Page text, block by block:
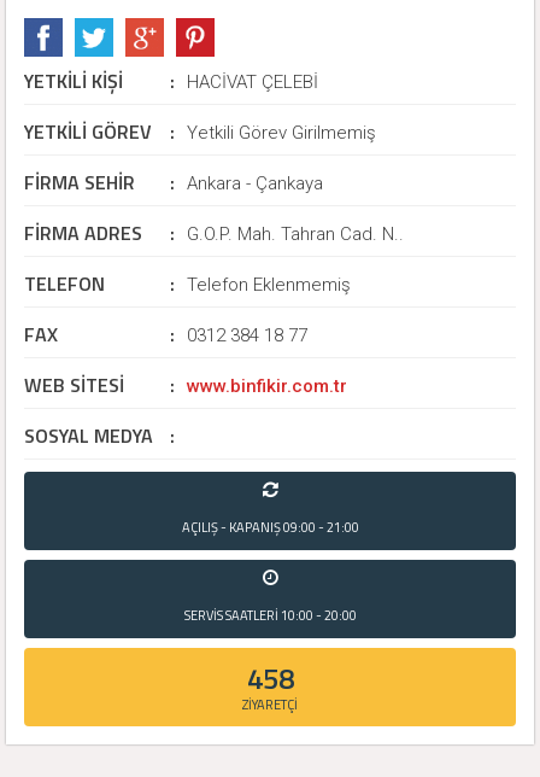
YETKİLİ KİŞİ : HACİVAT ÇELEBİ
YETKİLİ GÖREV : Yetkili Görev Girilmemiş
FİRMA SEHİR : Ankara - Çankaya
FİRMA ADRES : G.O.P. Mah. Tahran Cad. N..
TELEFON : Telefon Eklenmemiş
FAX : 0312 384 18 77
WEB SİTESİ : www.binfikir.com.tr
SOSYAL MEDYA :
AÇILIŞ - KAPANIŞ09:00 - 21:00
SERVİS SAATLERİ 10:00 - 20:00
458
ZİYARETÇİ